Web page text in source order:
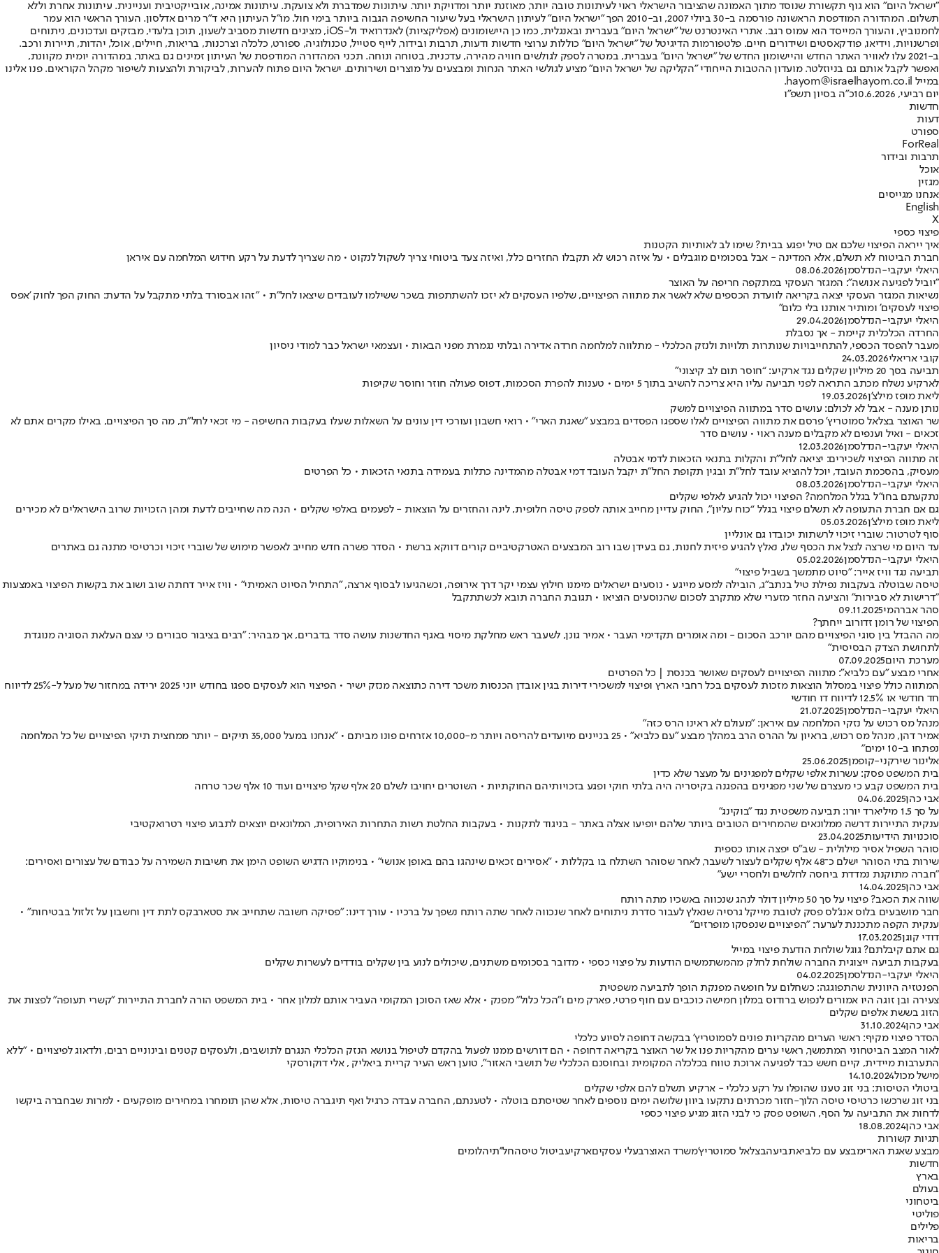
"ישראל היום" הוא גוף תקשורת שנוסד מתוך האמונה שהציבור הישראלי ראוי לעיתונות טובה יותר, מאוזנת יותר ומדויקת יותר. עיתונות שמדברת ולא צועקת. עיתונות אמינה, אובייקטיבית ועניינית. עיתונות אחרת וללא
תשלום. המהדורה המודפסת הראשונה פורסמה ב-30 ביולי 2007, וב-2010 הפך "ישראל היום" לעיתון הישראלי בעל שיעור החשיפה הגבוה ביותר בימי חול. מו"ל העיתון היא ד"ר מרים אדלסון. העורך הראשי הוא עמר
לחמנוביץ, והעורך המייסד הוא עמוס רגב. אתרי האינטרנט של "ישראל היום" בעברית ובאנגלית, כמו כן היישומונים (אפליקציות) לאנדרואיד ול-iOS, מציגים חדשות מסביב לשעון, תוכן בלעדי, מבזקים ועדכונים, ניתוחים
ופרשנויות, וידיאו, פודקאסטים ושידורים חיים. פלטפורמות הדיגיטל של "ישראל היום" כוללות ערוצי חדשות ודעות, תרבות ובידור, לייף סטייל, טכנולוגיה, ספורט, כלכלה וצרכנות, בריאות, חיילים, אוכל, יהדות, תיירות ורכב.
ב-2021 עלו לאוויר האתר החדש והיישומון החדש של "ישראל היום" בעברית, במטרה לספק לגולשים חוויה מהירה, עדכנית, בטוחה ונוחה. תכני המהדורה המודפסת של העיתון זמינים גם באתר, במהדורה יומית מקוונת,
ואפשר לקבל אותם גם בניוזלטר. מועדון ההטבות הייחודי "הקליקה של ישראל היום" מציע לגולשי האתר הנחות ומבצעים על מוצרים ושירותים. ישראל היום פתוח להערות, לביקורת ולהצעות לשיפור מקהל הקוראים. פנו אלינו
במייל hayom@israelhayom.co.il.
יום רביעי, 10.6.2026
כ"ה בסיון תשפ"ו
חדשות
דעות
ספורט
ForReal
תרבות ובידור
אוכל
מגזין
אנחנו מגייסים
English
X
פיצוי כספי
איך ייראה הפיצוי שלכם אם טיל יפגע בבית? שימו לב לאותיות הקטנות
חברת הביטוח לא תשלם, אלא המדינה - אבל בסכומים מוגבלים • על איזה רכוש לא תקבלו החזרים כלל, ואיזה צעד ביטוחי צריך לשקול לנקוט • מה שצריך לדעת על רקע חידוש המלחמה עם איראן
היאלי יעקבי-הנדלסמן08.06.2026
"יוביל לפגיעה אנושה": המגזר העסקי במתקפה חריפה על האוצר
נשיאות המגזר העסקי יצאה בקריאה לוועדת הכספים שלא לאשר את מתווה הפיצויים, שלפיו העסקים לא יזכו להשתתפות בשכר ששילמו לעובדים שיצאו לחל"ת • "זהו אבסורד בלתי מתקבל על הדעת: החוק הפך לחוק 'אפס
פיצוי לעסקים' ומותיר אותנו בלי כלום"
היאלי יעקבי-הנדלסמן29.04.2026
החרדה הכלכלית קיימת - אך נסבלת
מעבר להפסד הכספי, להתחייבויות שנותרות תלויות ולנזק הכלכלי - מתלווה למלחמה חרדה אדירה ובלתי נגמרת מפני הבאות • ועצמאי ישראל כבר למודי ניסיון
קובי אריאלי24.03.2026
תביעה בסך 20 מיליון שקלים נגד ארקיע: “חוסר תום לב קיצוני”
לארקיע נשלח מכתב התראה לפני תביעה עליו היא צריכה להשיב בתוך 5 ימים • טענות להפרת הסכמות, דפוס פעולה חוזר וחוסר שקיפות
ליאת מופז מילצ'ן19.03.2026
נותן מענה - אבל לא לכולם: עושים סדר במתווה הפיצויים למשק
שר האוצר בצלאל סמוטריץ' פרסם את מתווה הפיצויים לאלו שספגו הפסדים במבצע "שאגת הארי" • רואי חשבון ועורכי דין עונים על השאלות שעלו בעקבות החשיפה - מי זכאי לחל"ת, מה סך הפיצויים, באילו מקרים אתם לא
זכאים - ואיל וענפים לא מקבלים מענה ראוי • עושים סדר
היאלי יעקבי-הנדלסמן12.03.2026
זה מתווה הפיצוי לשכירים: יציאה לחל"ת והקלות בתנאי הזכאות לדמי אבטלה
מעסיק, בהסכמת העובד, יוכל להוציא עובד לחל"ת ובגין תקופת החל"ת יקבל העובד דמי אבטלה מהמדינה כתלות בעמידה בתנאי הזכאות • כל הפרטים
היאלי יעקבי-הנדלסמן08.03.2026
נתקעתם בחו"ל בגלל המלחמה? הפיצוי יכול להגיע לאלפי שקלים
גם אם חברת התעופה לא תשלם פיצוי בגלל “כוח עליון”, החוק עדיין מחייב אותה לספק טיסה חלופית, לינה והחזרים על הוצאות - לפעמים באלפי שקלים • הנה מה שחייבים לדעת ומהן הזכויות שרוב הישראלים לא מכירים
ליאת מופז מילצ'ן05.03.2026
סוף לטרטור: שוברי זיכוי לרשתות יכובדו גם אונליין
עד היום מי שרצה לנצל את הכסף שלו, נאלץ להגיע פיזית לחנות, גם בעידן שבו רוב המבצעים האטרקטיביים קורים דווקא ברשת • הסדר פשרה חדש מחייב לאפשר מימוש של שוברי זיכוי וכרטיסי מתנה גם באתרים
היאלי יעקבי-הנדלסמן05.02.2026
תביעה נגד וויז אייר: "סיוט מתמשך בשביל פיצוי"
טיסה שבוטלה בעקבות נפילת טיל בנתב"ג, הובילה למסע מייגע • נוסעים ישראלים מימנו חילוץ עצמי יקר דרך אירופה, וכשהגיעו לבסוף ארצה, "התחיל הסיוט האמיתי" • וויז אייר דחתה שוב ושוב את בקשות הפיצוי באמצעות
"דרישות לא סבירות" והציעה החזר מזערי שלא מתקרב לסכום שהנוסעים הוציאו • תגובת החברה תובא לכשתתקבל
סהר אברהמי09.11.2025
הפיצוי של רומן זדורוב ייחתך?
מה ההבדל בין סוגי הפיצויים מהם יורכב הסכום - ומה אומרים תקדימי העבר • אמיר גונן, לשעבר ראש מחלקת מיסוי באגף החדשנות עושה סדר בדברים, אך מבהיר: "רבים בציבור סבורים כי עצם העלאת הסוגיה מנוגדת
לתחושת הצדק הבסיסית"
מערכת היום07.09.2025
אחרי מבצע "עם כלביא": מתווה הפיצויים לעסקים שאושר בכנסת | כל הפרטים
המתווה כולל פיצוי במסלול הוצאות מזכות לעסקים בכל רחבי הארץ ופיצוי למשכירי דירות בגין אובדן הכנסות משכר דירה כתוצאה מנזק ישיר • הפיצוי הוא לעסקים ספגו בחודש יוני 2025 ירידה במחזור של מעל ל-25% לדיווח
חד חודשי או 12.5% לדיווח דו חודשי
היאלי יעקבי-הנדלסמן21.07.2025
מנהל מס רכוש על נזקי המלחמה עם איראן: "מעולם לא ראינו הרס כזה"
אמיר דהן, מנהל מס רכוש, בראיון על ההרס הרב במהלך מבצע "עם כלביא" • 25 בניינים מיועדים להריסה ויותר מ-10,000 אזרחים פונו מביתם • "אנחנו במעל 35,000 תיקים - יותר ממחצית תיקי הפיצויים של כל המלחמה
נפתחו ב-10 ימים"
אלינור שירקני-קופמן25.06.2025
בית המשפט פסק: עשרות אלפי שקלים למפגינים על מעצר שלא כדין
בית המשפט קבע כי מעצרם של שני מפגינים בהפגנה בקיסריה היה בלתי חוקי ופגע בזכויותיהם החוקתיות • השוטרים יחויבו לשלם 20 אלף שקל פיצויים ועוד 10 אלף שכר טרחה
אבי כהן04.06.2025
על סך 1.5 מיליארד יורו: תביעה משפטית נגד "בוקינג"
ענקית התיירות דרשה ממלונאים שהמחירים הטובים ביותר שלהם יופיעו אצלה באתר - בניגוד לתקנות • בעקבות החלטת רשות התחרות האירופית, המלונאים יוצאים לתבוע פיצוי רטרואקטיבי
סוכנויות הידיעות23.04.2025
סוהר השפיל אסיר מילולית - שב"ס יפצה אותו כספית
שירות בתי הסוהר ישלם כ־48 אלף שקלים לעצור לשעבר, לאחר שסוהר השתלח בו בקללות • "אסירים זכאים שינהגו בהם באופן אנושי" • בנימוקיו הדגיש השופט הימן את חשיבות השמירה על כבודם של עצורים ואסירים:
"חברה מתוקנת נמדדת ביחסה לחלשים ולחסרי ישע"
אבי כהן14.04.2025
שווה את הכאב? פיצוי על סך 50 מיליון דולר לנהג שנכווה באשכיו מתה רותח
חבר מושבעים בלוס אנג'לס פסק לטובת מייקל גרסיה שנאלץ לעבור סדרת ניתוחים לאחר שנכווה לאחר שתה רותח נשפך על ברכיו • עורך דינו: "פסיקה חשובה שתחייב את סטארבקס לתת דין וחשבון על זלזול בבטיחות" •
ענקית הקפה מתכננת לערער: "הפיצויים שנפסקו מופרזים"
דודי קוגן17.03.2025
גם אתם קיבלתם? גוגל שולחת הודעת פיצוי במייל
בעקבות תביעה ייצוגית החברה שולחת לחלק מהמשתמשים הודעות על פיצוי כספי • מדובר בסכומים משתנים, שיכולים לנוע בין שקלים בודדים לעשרות שקלים
היאלי יעקבי-הנדלסמן04.02.2025
הפנטזיה היוונית שהתפוגגה: כשחלום על חופשה מפנקת הופך לתביעה משפטית
צעירה ובן זוגה היו אמורים לנפוש ברודוס במלון חמישה כוכבים עם חוף פרטי, פארק מים ו"הכל כלול" מפנק • אלא שאז הסוכן המקומי העביר אותם למלון אחר • בית המשפט הורה לחברת התיירות "קשרי תעופה" לפצות את
הזוג בששת אלפים שקלים
אבי כהן31.10.2024
הסדר פיצוי מקיף: ראשי הערים מהקריות פונים לסמוטריץ' בבקשה דחופה לסיוע כלכלי
לאור המצב הביטחוני המתמשך, ראשי ערים מהקריות פנו אל שר האוצר בקריאה דחופה • הם דורשים ממנו לפעול בהקדם לטיפול בנושא הנזק הכלכלי הנגרם לתושבים, ולעסקים קטנים ובינוניים רבים, ולדאוג לפיצויים • "ללא
התערבות מיידית, קיים חשש כבד לפגיעה ארוכת טווח בכלכלה המקומית ובחוסנם הכלכלי של תושבי האזור", טוען ראש העיר קריית ביאליק , אלי דוקורסקי
מישל מכול14.10.2024
ביטולי הטיסות: בני זוג טענו שהופלו על רקע כלכלי - ארקיע תשלם להם אלפי שקלים
בני זוג שרכשו כרטיסי טיסה הלוך-חזור מכרתים נתקעו ביוון שלושה ימים נוספים לאחר שטיסתם בוטלה • לטענתם, החברה עבדה כרגיל ואף תיגברה טיסות, אלא שהן תומחרו במחירים מופקעים • למרות שבחברה ביקשו
לדחות את התביעה על הסף, השופט פסק כי לבני הזוג מגיע פיצוי כספי
אבי כהן18.08.2024
תגיות קשורות
מבצע שאגת הארימבצע עם כלביאתביעהבצלאל סמוטריץ'משרד האוצרבעלי עסקיםארקיעביטול טיסהחל''תיהלומים
חדשות
בארץ
בעולם
ביטחוני
פוליטי
פלילים
בריאות